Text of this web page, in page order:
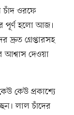
চাঁদ ওরফে
পূর্ণ হলো আজ।
দ্রুত গ্রেপ্তারসহ
আশ্বাস দেওয়া
কেউ প্রকাশ্যে
লাল চাঁদের